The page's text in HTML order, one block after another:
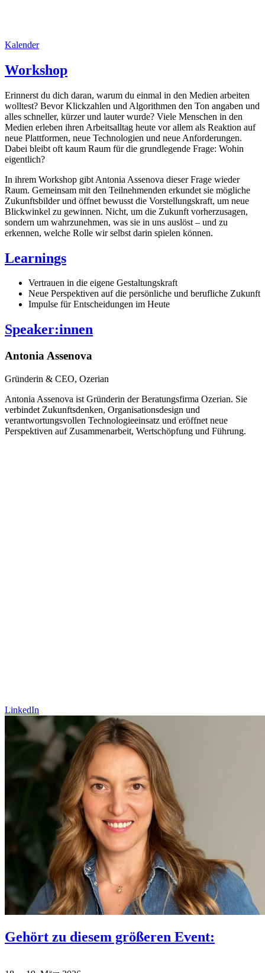
Kalender
Workshop
Erinnerst du dich daran, warum du einmal in den Medien arbeiten
wolltest? Bevor Klickzahlen und Algorithmen den Ton angaben und
alles schneller, kürzer und lauter wurde? Viele Menschen in den
Medien erleben ihren Arbeitsalltag heute vor allem als Reaktion auf
neue Plattformen, neue Technologien und neue Anforderungen.
Dabei bleibt oft kaum Raum für die grundlegende Frage: Wohin
eigentlich?
In ihrem Workshop gibt Antonia Assenova dieser Frage wieder
Raum. Gemeinsam mit den Teilnehmenden erkundet sie mögliche
Zukunftsbilder und öffnet bewusst die Vorstellungskraft, um neue
Blickwinkel zu gewinnen. Nicht, um die Zukunft vorherzusagen,
sondern um wahrzunehmen, was sie in uns auslöst – und zu
erkennen, welche Rolle wir selbst darin spielen können.
Learnings
Vertrauen in die eigene Gestaltungskraft
Neue Perspektiven auf die persönliche und berufliche Zukunft
Impulse für Entscheidungen im Heute
Speaker:innen
Antonia Assenova
Gründerin & CEO, Ozerian
Antonia Assenova ist Gründerin der Beratungsfirma Ozerian. Sie
verbindet Zukunftsdenken, Organisationsdesign und
verantwortungsvollen Technologieeinsatz und eröffnet neue
Perspektiven auf Zusammenarbeit, Wertschöpfung und Führung.
LinkedIn
Gehört zu diesem größeren Event: